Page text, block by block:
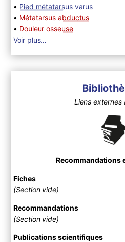
• Pied métatarsus varus
• Métatarsus abductus
• Douleur osseuse
Voir plus…
Liens externes
Recommandations
Fiches
(Section vide)
Recommandations
(Section vide)
Publications scientifiques